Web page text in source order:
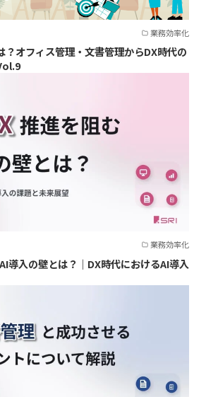
業務効率化
？オフィス管理・文書管理からDX時代の
業務効率化
導入の壁とは？｜DX時代におけるAI導入